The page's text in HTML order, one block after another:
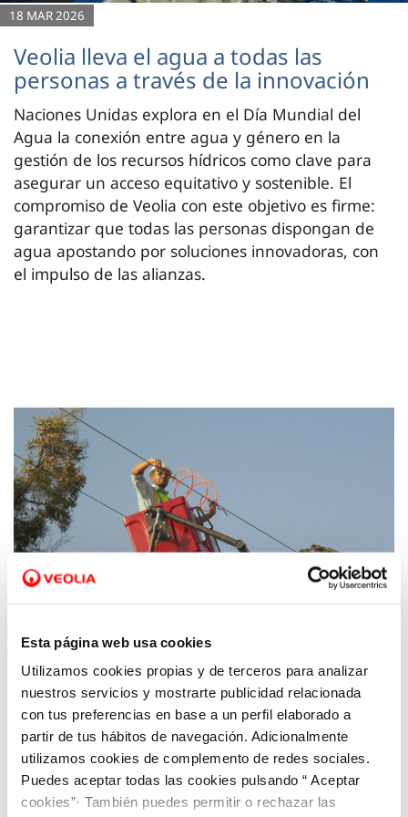
Esta página web usa cookies
Utilizamos cookies propias y de terceros para analizar
nuestros servicios y mostrarte publicidad relacionada
con tus preferencias en base a un perfil elaborado a
partir de tus hábitos de navegación. Adicionalmente
utilizamos cookies de complemento de redes sociales.
Puedes aceptar todas las cookies pulsando “ Aceptar
cookies”· También puedes permitir o rechazar las
18 MAR 2026
Veolia lleva el agua a todas las
personas a través de la innovación
Naciones Unidas explora en el Día Mundial del
Agua la conexión entre agua y género en la
gestión de los recursos hídricos como clave para
asegurar un acceso equitativo y sostenible. El
compromiso de Veolia con este objetivo es firme:
garantizar que todas las personas dispongan de
agua apostando por soluciones innovadoras, con
el impulso de las alianzas.
26 AGO 2019
Más protección para la avifauna de las
lagunas de Cabezo Beaza